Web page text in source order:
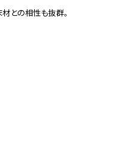
との相性も抜群。